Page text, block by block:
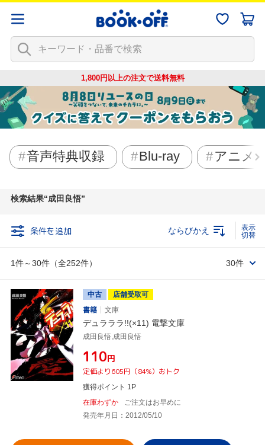
1,800円以上の注文で送料無料
音声特典収録 Blu-ray アニメ
検索結果 成田良悟
条件を追加
1件～30件（全252件）
ならびかえ
30件
中古
店舗受取可
書籍
文庫
デュラララ!!(×11) 電撃文庫
成田良悟,成田良悟
¥110円
定価より605円（84%）おトク
獲得ポイント 1P
在庫わずか
ご注文はお早めに
発売年月日：2012/05/10